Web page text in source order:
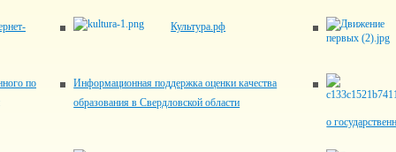
Культура.рф
по
Информационная поддержка оценки качества
образования в Свердловской области
о